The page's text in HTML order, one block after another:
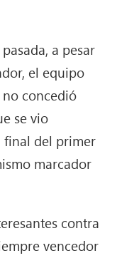
a pesar
el equipo
concedió
se vio
final del primer
marcador
contra
vencedor